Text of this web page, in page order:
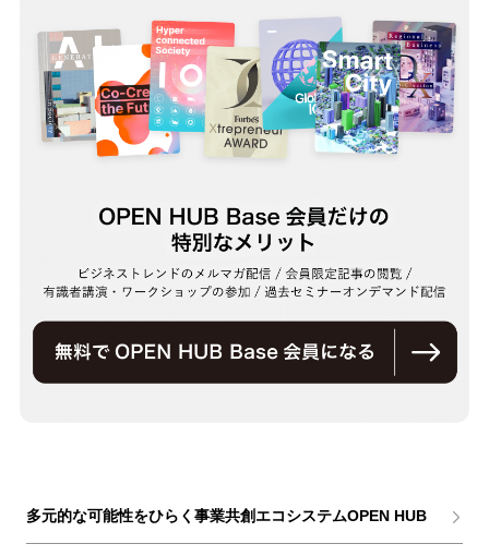
多元的な可能性をひらく事業共創エコシステムOPEN HUB